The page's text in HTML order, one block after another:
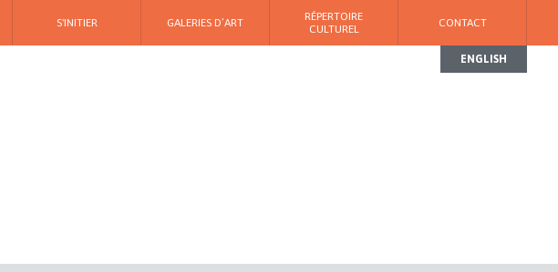
S'INITIER GALERIES D’ART
RÉPERTOIRE
CULTUREL
CONTACT
ENGLISH